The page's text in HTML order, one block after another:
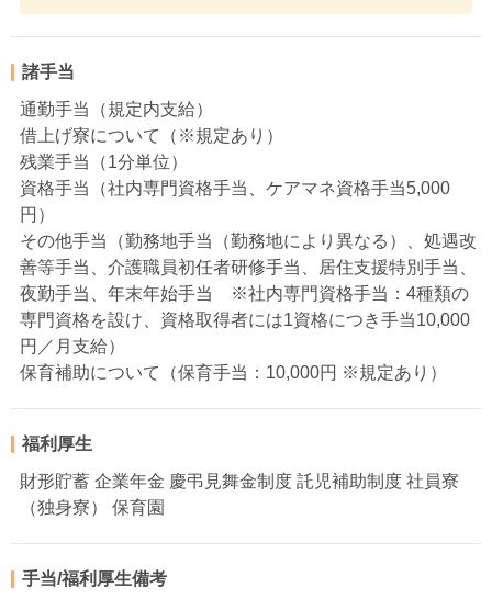
諸手当
通勤手当（規定内支給）
借上げ寮について（※規定あり）
残業手当（1分単位）
資格手当（社内専門資格手当、ケアマネ資格手当5,000
円）
その他手当（勤務地手当（勤務地により異なる）、処遇改
善等手当、介護職員初任者研修手当、居住支援特別手当、
夜勤手当、年末年始手当 ※社内専門資格手当：4種類の
専門資格を設け、資格取得者には1資格につき手当10,000
円／月支給）
保育補助について（保育手当：10,000円 ※規定あり）
福利厚生
財形貯蓄 企業年金 慶弔見舞金制度 託児補助制度 社員寮
（独身寮） 保育園
手当/福利厚生備考